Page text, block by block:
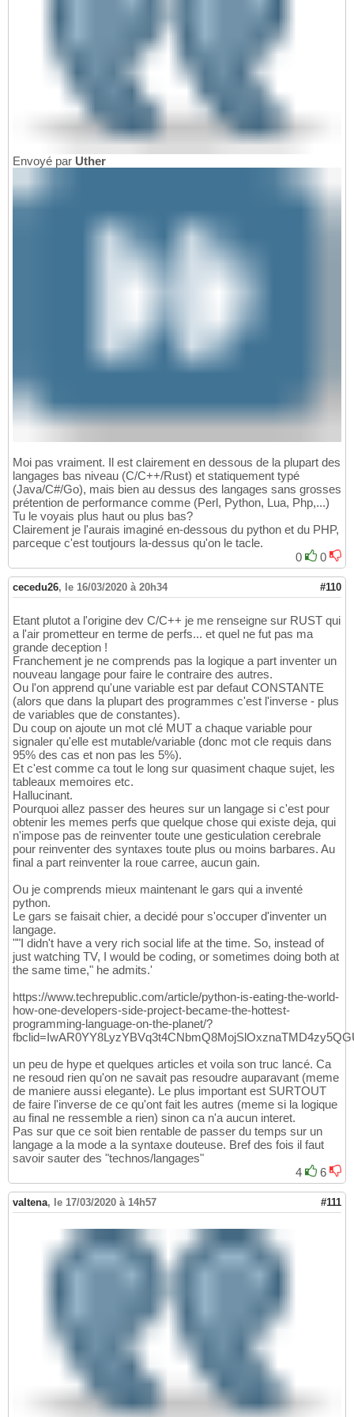
Envoyé par Uther
Moi pas vraiment. Il est clairement en dessous de la plupart des
langages bas niveau (C/C++/Rust) et statiquement typé
(Java/C#/Go), mais bien au dessus des langages sans grosses
prétention de performance comme (Perl, Python, Lua, Php,...)
Tu le voyais plus haut ou plus bas?
Clairement je l'aurais imaginé en-dessous du python et du PHP,
parceque c'est toutjours la-dessus qu'on le tacle.
0
0
cecedu26, le 16/03/2020 à 20h34 #110
Etant plutot a l'origine dev C/C++ je me renseigne sur RUST qui
a l'air prometteur en terme de perfs... et quel ne fut pas ma
grande deception !
Franchement je ne comprends pas la logique a part inventer un
nouveau langage pour faire le contraire des autres.
Ou l'on apprend qu'une variable est par defaut CONSTANTE
(alors que dans la plupart des programmes c'est l'inverse - plus
de variables que de constantes).
Du coup on ajoute un mot clé MUT a chaque variable pour
signaler qu'elle est mutable/variable (donc mot cle requis dans
95% des cas et non pas les 5%).
Et c'est comme ca tout le long sur quasiment chaque sujet, les
tableaux memoires etc.
Hallucinant.
Pourquoi allez passer des heures sur un langage si c'est pour
obtenir les memes perfs que quelque chose qui existe deja, qui
n'impose pas de reinventer toute une gesticulation cerebrale
pour reinventer des syntaxes toute plus ou moins barbares. Au
final a part reinventer la roue carree, aucun gain.
Ou je comprends mieux maintenant le gars qui a inventé
python.
Le gars se faisait chier, a decidé pour s'occuper d'inventer un
langage.
""I didn't have a very rich social life at the time. So, instead of
just watching TV, I would be coding, or sometimes doing both at
the same time," he admits.'
https://www.techrepublic.com/article/python-is-eating-the-world-
how-one-developers-side-project-became-the-hottest-
programming-language-on-the-planet/?
un peu de hype et quelques articles et voila son truc lancé. Ca
ne resoud rien qu'on ne savait pas resoudre auparavant (meme
de maniere aussi elegante). Le plus important est SURTOUT
de faire l'inverse de ce qu'ont fait les autres (meme si la logique
au final ne ressemble a rien) sinon ca n'a aucun interet.
Pas sur que ce soit bien rentable de passer du temps sur un
langage a la mode a la syntaxe douteuse. Bref des fois il faut
savoir sauter des "technos/langages"
4
6
valtena, le 17/03/2020 à 14h57 #111